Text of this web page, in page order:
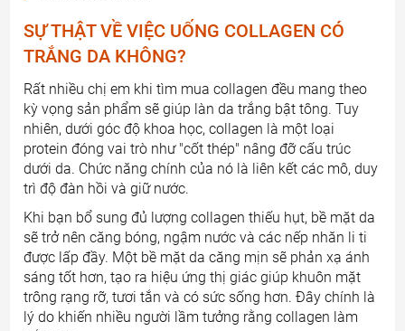
SỰ THẬT VỀ VIỆC UỐNG COLLAGEN CÓ
TRẮNG DA KHÔNG?
Rất nhiều chị em khi tìm mua collagen đều mang theo
kỳ vọng sản phẩm sẽ giúp làn da trắng bật tông. Tuy
nhiên, dưới góc độ khoa học, collagen là một loại
protein đóng vai trò như "cốt thép" nâng đỡ cấu trúc
dưới da. Chức năng chính của nó là liên kết các mô, duy
trì độ đàn hồi và giữ nước.
Khi bạn bổ sung đủ lượng collagen thiếu hụt, bề mặt da
sẽ trở nên căng bóng, ngậm nước và các nếp nhăn li ti
được lấp đầy. Một bề mặt da căng mịn sẽ phản xạ ánh
sáng tốt hơn, tạo ra hiệu ứng thị giác giúp khuôn mặt
trông rạng rỡ, tươi tắn và có sức sống hơn. Đây chính là
lý do khiến nhiều người lầm tưởng rằng collagen làm